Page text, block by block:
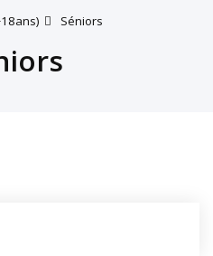
Séniors